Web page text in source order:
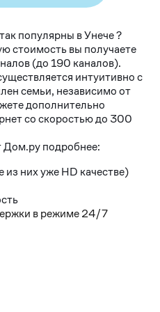
популярны в Унече ?
стоимость вы получаете
(до 190 каналов).
интуитивно с
семьи, независимо от
дополнительно
со скоростью до 300
Дом.ру подробнее:
из них уже HD качестве)
в режиме 24/7